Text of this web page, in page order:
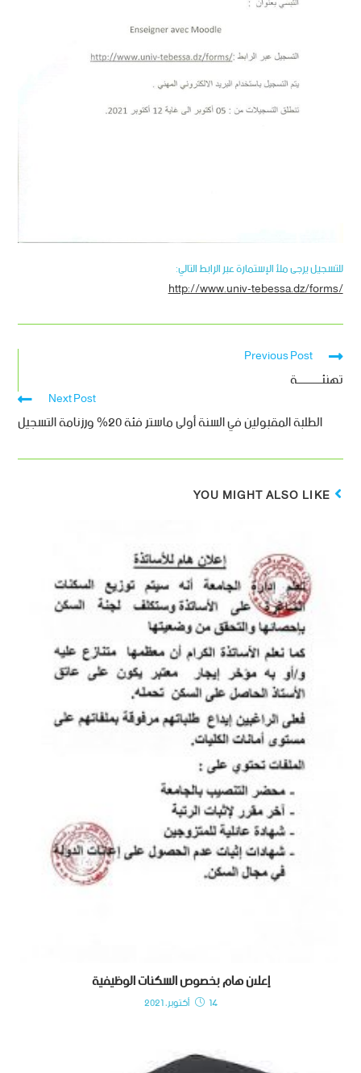
للتسجيل يرجى ملأ الإستمارة عبر الرابط التالي:
http://www.univ-tebessa.dz/forms/
Previous Post
تهنئــــــــــة
Next Post
الطلبة المقبولين في السنة أولى ماستر فئة 20% ورزنامة التسجيل
YOU MIGHT ALSO LIKE
إعلان هام بخصوص السكنات الوظيفية
14 أكتوبر، 2021